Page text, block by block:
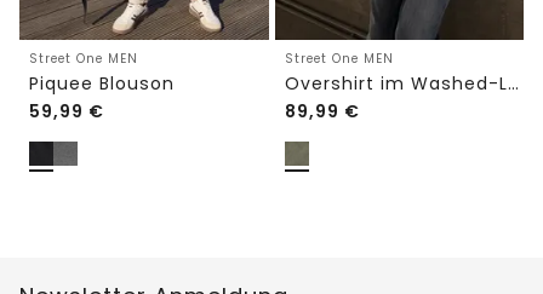
Street One MEN
Piquee Blouson
59,99 €
Street One MEN
Overshirt im Washed-Look
89,99 €